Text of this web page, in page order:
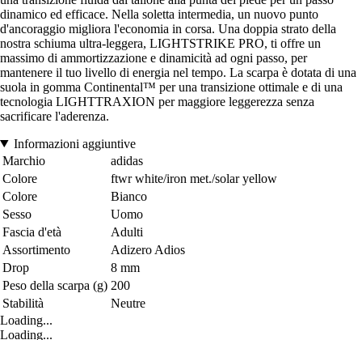
dinamico ed efficace. Nella soletta intermedia, un nuovo punto
d'ancoraggio migliora l'economia in corsa. Una doppia strato della
nostra schiuma ultra-leggera, LIGHTSTRIKE PRO, ti offre un
massimo di ammortizzazione e dinamicità ad ogni passo, per
mantenere il tuo livello di energia nel tempo. La scarpa è dotata di una
suola in gomma Continental™ per una transizione ottimale e di una
tecnologia LIGHTTRAXION per maggiore leggerezza senza
sacrificare l'aderenza.
Informazioni aggiuntive
Marchio
adidas
Colore
ftwr white/iron met./solar yellow
Colore
Bianco
Sesso
Uomo
Fascia d'età
Adulti
Assortimento
Adizero Adios
Drop
8 mm
Peso della scarpa (g) 200
Stabilità
Neutre
Loading...
Loading...